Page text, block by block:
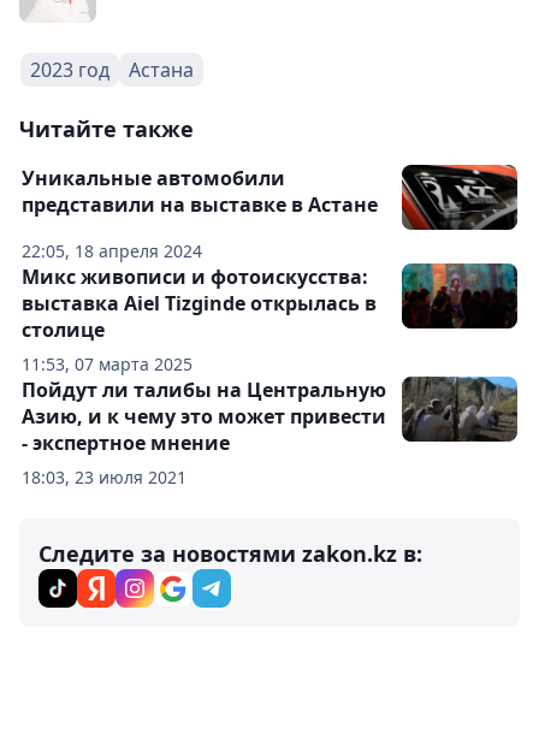
2023 год Астана
Читайте также
22:05, 18 апреля 2024
Уникальные автомобили
представили на выставке в Астане
11:53, 07 марта 2025
Микс живописи и фотоискусства:
выставка Aiel Tizginde открылась в
столице
18:03, 23 июля 2021
Пойдут ли талибы на Центральную
Азию, и к чему это может привести
- экспертное мнение
Следите за новостями zakon.kz в: